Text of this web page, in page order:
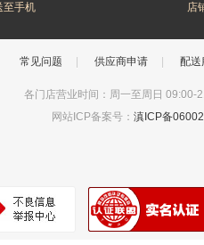
至手机 店
常见问题 供应商申请 配送
各门店营业时间：周一至周日
网站ICP备案号： 滇ICP备